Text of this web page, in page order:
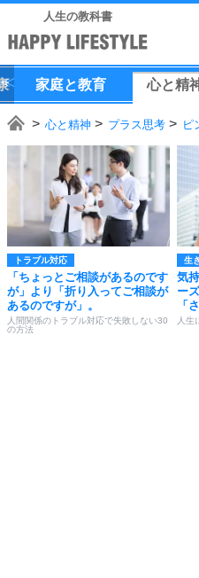
人生の教科書
家庭と教育 心と精
心と精神 プラス思考 ピ
トラブル対応
「ちょっとご相談があるのです
が」より「折り入ってご相談が
あるのですが」。
人間関係のトラブル対応で失敗しない30
の方法
生
気
ーズ
「
人生